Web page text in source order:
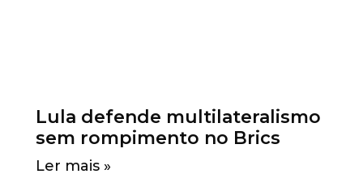
Lula defende multilateralismo
sem rompimento no Brics
Ler mais »